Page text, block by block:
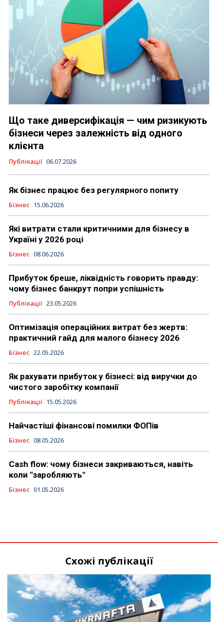
Що таке диверсифікація — чим ризикують
бізнеси через залежність від одного
клієнта
Публікації 06.07.2026
Як бізнес працює без регулярного попиту
Бізнес 15.06.2026
Які витрати стали критичними для бізнесу в
Україні у 2026 році
Бізнес 08.06.2026
Прибуток бреше, ліквідність говорить правду:
чому бізнес банкрут попри успішність
Публікації 23.05.2026
Оптимізація операційних витрат без жертв:
практичний гайд для малого бізнесу 2026
Бізнес 22.05.2026
Як рахувати прибуток у бізнесі: від виручки до
чистого заробітку компанії
Публікації 15.05.2026
Найчастіші фінансові помилки ФОПів
Бізнес 08.05.2026
Cash flow: чому бізнеси закриваються, навіть
коли "заробляють"
Бізнес 01.05.2026
Схожі публікації